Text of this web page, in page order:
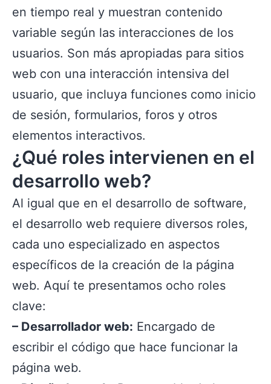
en tiempo real y muestran contenido
variable según las interacciones de los
usuarios. Son más apropiadas para sitios
web con una interacción intensiva del
usuario, que incluya funciones como inicio
de sesión, formularios, foros y otros
elementos interactivos.
¿Qué roles intervienen en el
desarrollo web?
Al igual que en el desarrollo de software,
el desarrollo web requiere diversos roles,
cada uno especializado en aspectos
específicos de la creación de la página
web. Aquí te presentamos ocho roles
clave:
– Desarrollador web: Encargado de
escribir el código que hace funcionar la
página web.